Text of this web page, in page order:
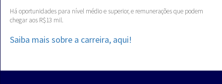
Há oportunidades para nível médio e superior, e remunerações que podem
chegar aos R$13 mil.
Saiba mais sobre a carreira, aqui!